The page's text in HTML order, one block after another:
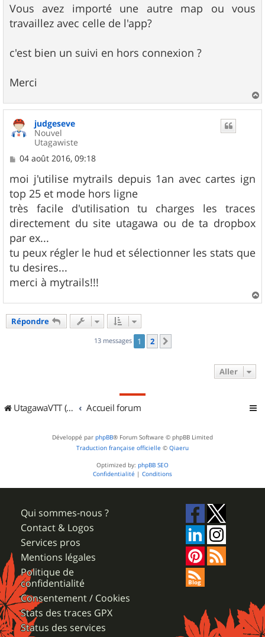
Vous avez importé une autre map ou vous
travaillez avec celle de l'app?
c'est bien un suivi en hors connexion ?
Merci
a
judgeseve
Nouvel
Utagawiste
M
s
s
a
g
e
04 août 2016, 09:18
moi j'utilise mytrails depuis 1an avec cartes ign
top 25 et mode hors ligne
très facile d'utilisation tu charges les traces
directement du site utagawa ou de ta dropbox
par ex...
tu peux régler le hud et sélectionner les stats que
tu desires...
merci à mytrails!!!
a
Répondre
13 messages 1 2
Aller
UtagawaVTT (Randos VTT et VTTAE avec traces GPS) Accueil forum
Développé par phpBB® Forum Software © phpBB Limited
Traduction française officielle © Qiaeru
Optimized by: phpBB SEO
Confidentialité | Conditions
Qui sommes-nous ?
Contact & Logos
Services pros
Mentions légales
Politique de
confidentialité
Consentement / Cookies
Stats des traces GPX
Status des services